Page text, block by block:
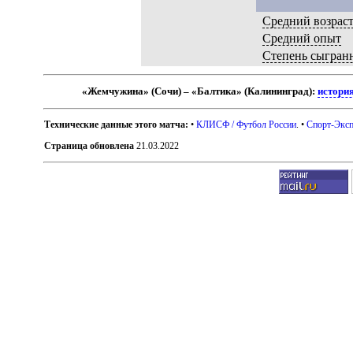
Средний возраст
Средний опыт
Степень
«Жемчужина» (Сочи) – «Балтика» (Калининград):
Технические данные этого матча: •КЛИСФ / Футбол России . •Спорт-
Страница обновлена 21.03.2022